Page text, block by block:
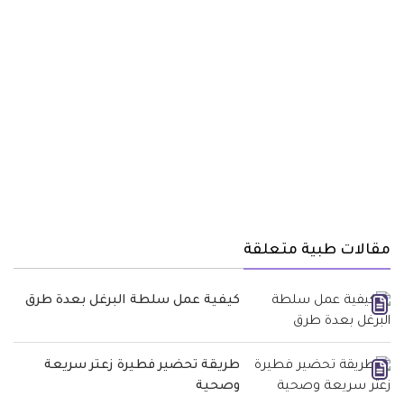
مقالات طبية متعلقة
كيفية عمل سلطة البرغل بعدة طرق
طريقة تحضير فطيرة زعتر سريعة
وصحية